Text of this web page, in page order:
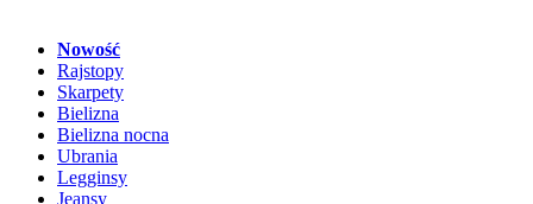
Nowość
Rajstopy
Skarpety
Bielizna
Bielizna nocna
Ubrania
Legginsy
Jeansy